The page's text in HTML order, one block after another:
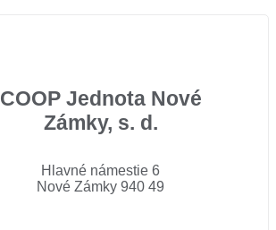
COOP Jednota Nové
Zámky, s. d.
Hlavné námestie 6
Nové Zámky 940 49